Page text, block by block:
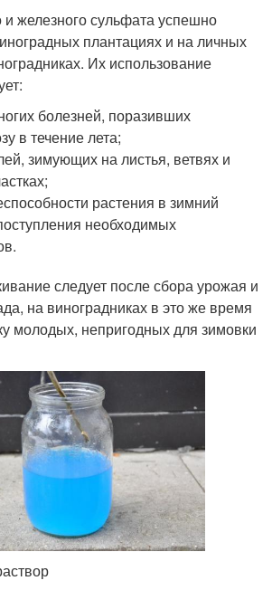
железного сульфата успешно
плантациях и на личных
Их использование
болезней, поразивших
в течение лета;
зимующих на листья, ветвях и
растения в зимний
необходимых
следует после сбора урожая и
на виноградниках в это же время
молодых, непригодных для зимовки